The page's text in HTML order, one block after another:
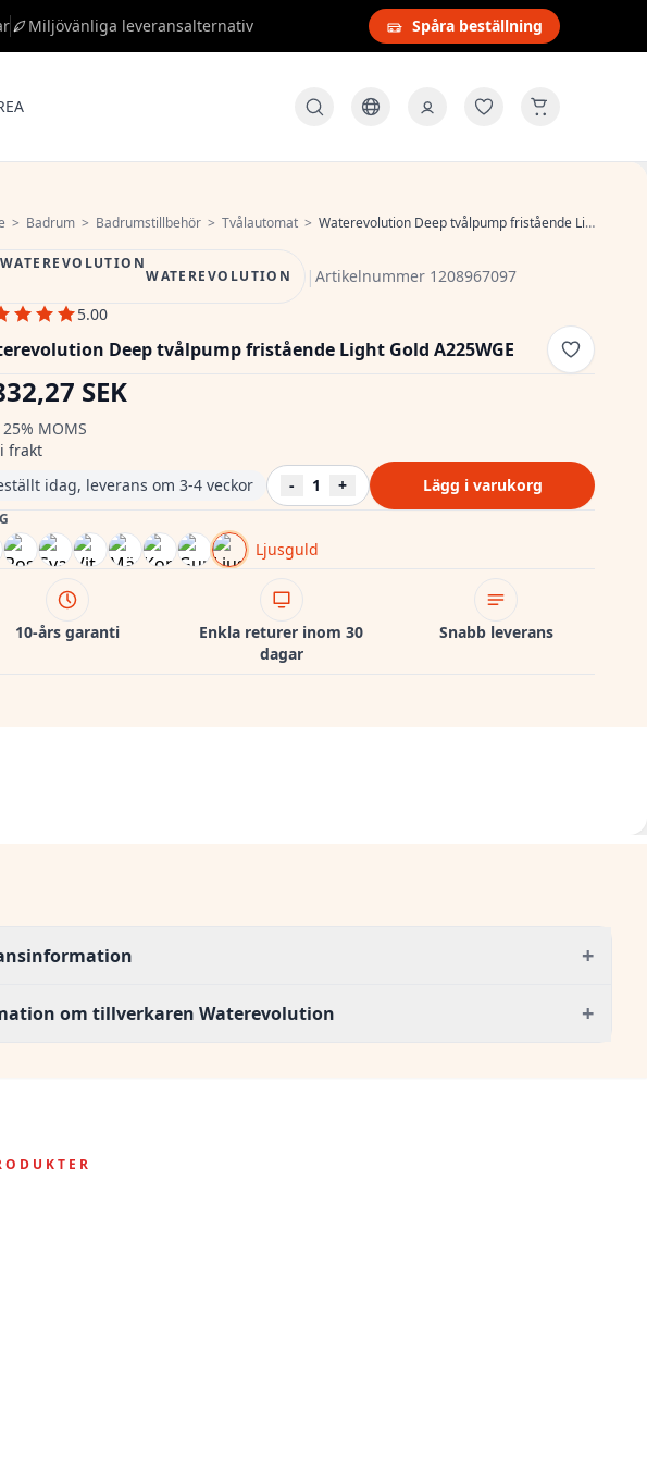
Miljövänliga leveransalternativ Spåra beställning
> Badrum > Badrumstillbehör > Tvålautomat > Waterevolution Deep tvålpump fristående Light Gold A225WGE
WATEREVOLUTION |Artikelnummer 1208967097
5.00
Deep tvålpump fristående Light Gold A225WGE
SEK
MOMS
frakt
idag, leverans om 3-4 veckor
- 1 + Lägg i varukorg
Ljusguld
10-års garanti
Enkla returer inom 30
dagar
Snabb leverans
+
om tillverkaren Waterevolution +